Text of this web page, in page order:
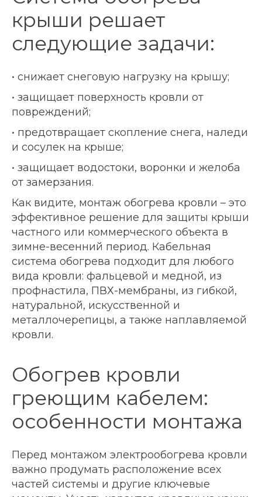
крыши решает
следующие задачи:
• снижает снеговую нагрузку на крышу;
• защищает поверхность кровли от
повреждений;
• предотвращает скопление снега, наледи
и сосулек на крыше;
• защищает водостоки, воронки и желоба
от замерзания.
Как видите, монтаж обогрева кровли – это
эффективное решение для защиты крыши
частного или коммерческого объекта в
зимне-весенний период. Кабельная
система обогрева подходит для любого
вида кровли: фальцевой и медной, из
профнастила, ПВХ-мембраны, из гибкой,
натуральной, искусственной и
металлочерепицы, а также наплавляемой
кровли.
Обогрев кровли
греющим кабелем:
особенности монтажа
Перед монтажом электрообогрева кровли
важно продумать расположение всех
частей системы и другие ключевые